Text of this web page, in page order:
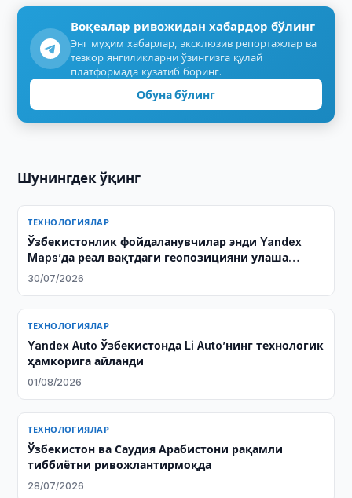
Воқеалар ривожидан хабардор бўлинг
Энг муҳим хабарлар, эксклюзив репортажлар ва
тезкор янгиликларни ўзингизга қулай
платформада кузатиб боринг.
Обуна бўлинг
Шунингдек ўқинг
ТЕХНОЛОГИЯЛАР
Ўзбекистонлик фойдаланувчилар энди Yandex
Maps’да реал вақтдаги геопозицияни улаша
олади
30/07/2026
ТЕХНОЛОГИЯЛАР
Yandex Auto Ўзбекистонда Li Auto’нинг технологик
ҳамкорига айланди
01/08/2026
ТЕХНОЛОГИЯЛАР
Ўзбекистон ва Саудия Арабистони рақамли
тиббиётни ривожлантирмоқда
28/07/2026